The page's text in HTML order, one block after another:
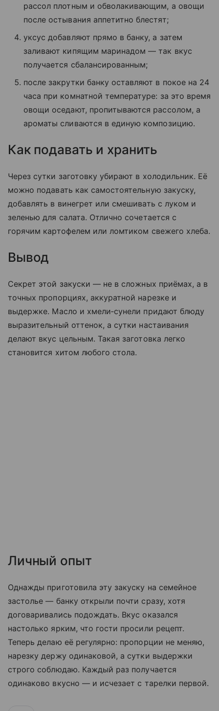
рассол плотным и обволакивающим, а овощи
после остывания аппетитно блестят;
уксус добавляют прямо в банку, а затем
заливают кипящим маринадом — так вкус
получается сбалансированным;
после закрутки банку оставляют в покое на 24
часа при комнатной температуре: за это время
овощи оседают, пропитываются рассолом, а
ароматы сливаются в единую композицию.
Как подавать и хранить
Через сутки заготовку убирают в холодильник. Её
можно подавать как самостоятельную закуску,
добавлять в винегрет или смешивать с луком и
зеленью для салата. Отлично сочетается с
горячим картофелем или ломтиком свежего хлеба.
Вывод
Секрет этой закуски — не в сложных приёмах, а в
точных пропорциях, аккуратной нарезке и
выдержке. Масло и хмели‑сунели придают блюду
выразительный оттенок, а сутки настаивания
делают вкус цельным. Такая заготовка легко
становится хитом любого стола.
Личный опыт
Однажды приготовила эту закуску на семейное
застолье — банку открыли почти сразу, хотя
договаривались подождать. Вкус оказался
настолько ярким, что гости просили рецепт.
Теперь делаю её регулярно: пропорции не меняю,
нарезку держу одинаковой, а сутки выдержки
строго соблюдаю. Каждый раз получается
одинаково вкусно — и исчезает с тарелки первой.